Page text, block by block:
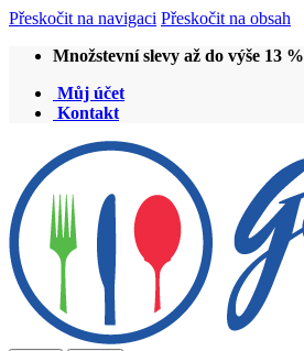
Přeskočit na navigaci Přeskočit na obsah
Množstevní slevy až do výše 13 %
Můj účet
Kontakt